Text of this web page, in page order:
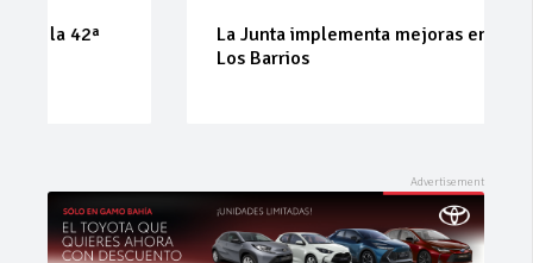
La Junta implementa mejoras en la A381 por